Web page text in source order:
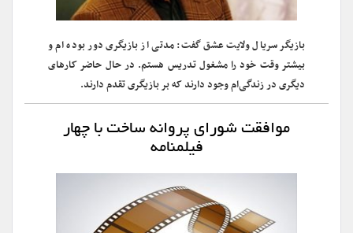
بازیگر سریال ولایت عشق گفت: مدتی از بازیگری دور بوده ام و
بیشتر وقت خود را مشغول تدریس هستم. در حال حاضر کارهای
دیگری در زندگی‌ام وجود دارند که بر بازیگری تقدم دارند.
موافقت شورای پروانه ساخت با چهار
فیلمنامه